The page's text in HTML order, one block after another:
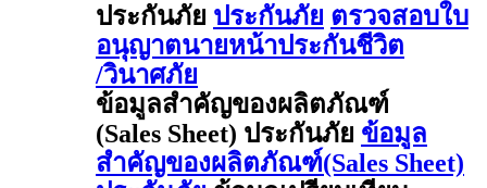
ประกันภัย ประกันภัย ตรวจสอบใบ
อนุญาตนายหน้าประกันชีวิต
/วินาศภัย
ข้อมูลสำคัญของผลิตภัณฑ์
(Sales Sheet) ประกันภัย ข้อมูล
สำคัญของผลิตภัณฑ์(Sales Sheet)